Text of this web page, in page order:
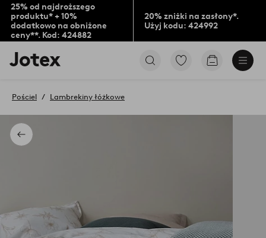
25% od najdroższego
produktu* + 10%
dodatkowo na obniżone
ceny**. Kod: 424882
20% zniżki na zasłony*.
Użyj kodu: 424992
Logo
Jotex
na
stronę
PrzejdźPrzejdź
Powrót
Pościel Lambrekiny łóżkowe